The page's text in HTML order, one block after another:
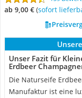
ab 9,00 € ( Sofort
Unser Fazit für
Erdbeer
Die Naturseife
Manufaktur ist eine